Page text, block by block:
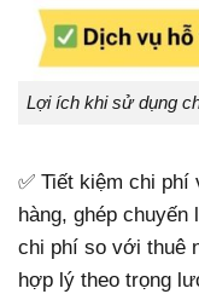
Lợi ích khi sử dụng
✅ Tiết kiệm chi
hàng, ghép
chi phí so với thuê
hợp lý theo trọng